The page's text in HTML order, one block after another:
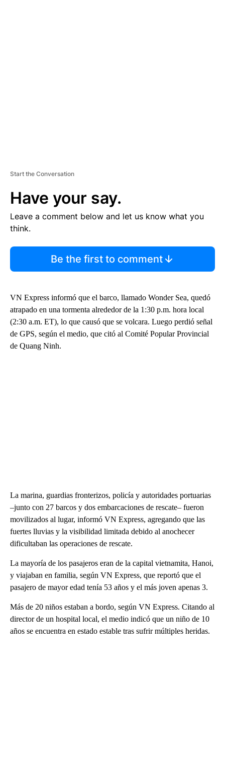
Start the Conversation
Have your say.
Leave a comment below and let us know what you
think.
Be the first to comment
VN Express informó que el barco, llamado Wonder Sea, quedó
atrapado en una tormenta alrededor de la 1:30 p.m. hora local
(2:30 a.m. ET), lo que causó que se volcara. Luego perdió señal
de GPS, según el medio, que citó al Comité Popular Provincial
de Quang Ninh.
La marina, guardias fronterizos, policía y autoridades portuarias
–junto con 27 barcos y dos embarcaciones de rescate– fueron
movilizados al lugar, informó VN Express, agregando que las
fuertes lluvias y la visibilidad limitada debido al anochecer
dificultaban las operaciones de rescate.
La mayoría de los pasajeros eran de la capital vietnamita, Hanoi,
y viajaban en familia, según VN Express, que reportó que el
pasajero de mayor edad tenía 53 años y el más joven apenas 3.
Más de 20 niños estaban a bordo, según VN Express. Citando al
director de un hospital local, el medio indicó que un niño de 10
años se encuentra en estado estable tras sufrir múltiples heridas.